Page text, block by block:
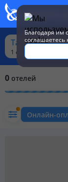
Благодаря им
соглашаетесь
Таиланд из
1 окт - 31 окт, 7 - 8
0 отелей
Онлайн-